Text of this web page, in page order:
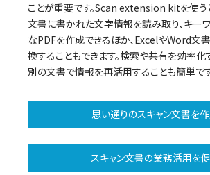
ことが重要です。Scan extension kitを使う
文書に書かれた文字情報を読み取り、キー
なPDFを作成できるほか、ExcelやWord文
換することもできます。検索や共有を効率化
別の文書で情報を再活用することも簡単です
思い通りのスキャン文書を
スキャン文書の業務活用を